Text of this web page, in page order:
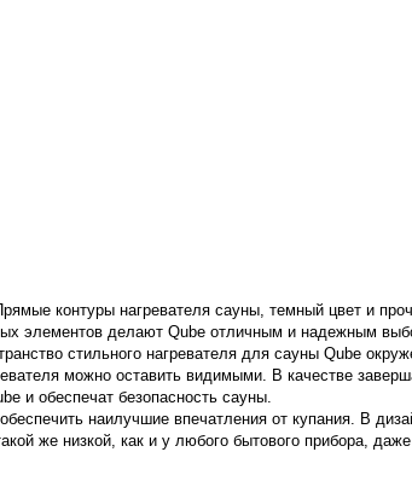
контуры нагревателя сауны, темный цвет и
элементов делают Qube отличным и надежным
стильного нагревателя для сауны Qube
можно оставить видимыми. В качестве
и обеспечат безопасность сауны.
наилучшие впечатления от купания. В
же низкой, как и у любого бытового прибора,